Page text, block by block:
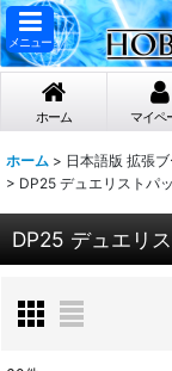
メニュー
ホーム マイペ
ホーム > 日本語版 拡張
> DP25 デュエリストパ
DP25 デュエリ